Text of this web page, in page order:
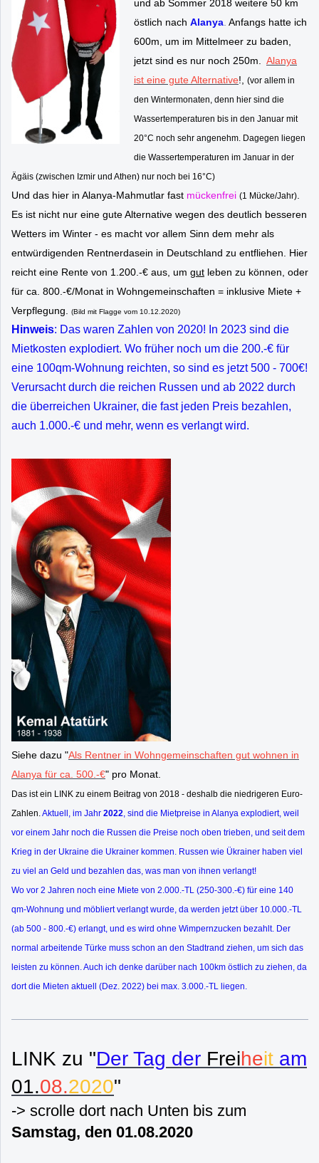
und ab Sommer 2018 weitere 50 km
östlich nach Alanya. Anfangs hatte ich
600m, um im Mittelmeer zu baden,
jetzt sind es nur noch 250m. Alanya
ist eine gute Alternative!, (vor allem in
den Wintermonaten, denn hier sind die
Wassertemperaturen bis in den Januar mit
20°C noch sehr angenehm. Dagegen liegen
die Wassertemperaturen im Januar in der
Ägäis (zwischen Izmir und Athen) nur noch bei 16°C)
Und das hier in Alanya-Mahmutlar fast mückenfrei (1 Mücke/Jahr).
Es ist nicht nur eine gute Alternative wegen des deutlich besseren
Wetters im Winter - es macht vor allem Sinn dem mehr als
entwürdigenden Rentnerdasein in Deutschland zu entfliehen. Hier
reicht eine Rente von 1.200.-€ aus, um gut leben zu können, oder
für ca. 800.-€/Monat in Wohngemeinschaften = inklusive Miete +
Verpflegung. (Bild mit Flagge vom 10.12.2020)
Hinweis: Das waren Zahlen von 2020! In 2023 sind die
Mietkosten explodiert. Wo früher noch um die 200.-€ für
eine 100qm-Wohnung reichten, so sind es jetzt 500 - 700€!
Verursacht durch die reichen Russen und ab 2022 durch
die überreichen Ukrainer, die fast jeden Preis bezahlen,
auch 1.000.-€ und mehr, wenn es verlangt wird.
Siehe dazu "Als Rentner in Wohngemeinschaften gut wohnen in
Alanya für ca. 500.-€" pro Monat.
Das ist ein LINK zu einem Beitrag von 2018 - deshalb die niedrigeren Euro-
Zahlen.Aktuell, im Jahr 2022, sind die Mietpreise in Alanya explodiert, weil
vor einem Jahr noch die Russen die Preise noch oben trieben, und seit dem
Krieg in der Ukraine die Ukrainer kommen. Russen wie Ükrainer haben viel
zu viel an Geld und bezahlen das, was man von ihnen verlangt!
Wo vor 2 Jahren noch eine Miete von 2.000.-TL (250-300.-€) für eine 140
qm-Wohnung und möbliert verlangt wurde, da werden jetzt über 10.000.-TL
(ab 500 - 800.-€) erlangt, und es wird ohne Wimpernzucken bezahlt. Der
normal arbeitende Türke muss schon an den Stadtrand ziehen, um sich das
leisten zu können. Auch ich denke darüber nach 100km östlich zu ziehen, da
dort die Mieten aktuell (Dez. 2022) bei max. 3.000.-TL liegen.
LINK zu "Der Tag der Freiheit am
01.08.2020"
-> scrolle dort nach Unten bis zum
Samstag, den 01.08.2020